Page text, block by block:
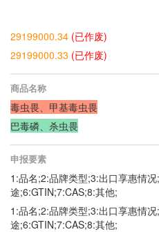
29199000.34 (已作废)
29199000.33 (已作废)
商品名称
毒虫畏、甲基毒虫畏
巴毒磷、杀虫畏
申报要素
1:品名;2:品牌类型;3:出口享惠情
途;6:GTIN;7:CAS;8:其他;
1:品名;2:品牌类型;3:出口享惠情
途;6:GTIN;7:CAS;8:其他;